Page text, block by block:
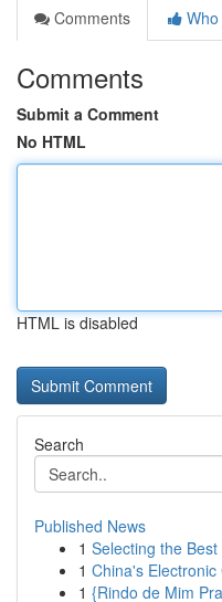
Comments
Comments
Submit a Comment
No HTML
HTML is disabled
Search
Published News
1 Selecting the
1 China's
1 {Rindo de Mim